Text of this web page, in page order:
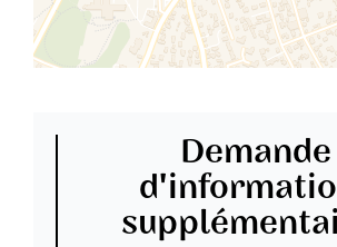
Demande